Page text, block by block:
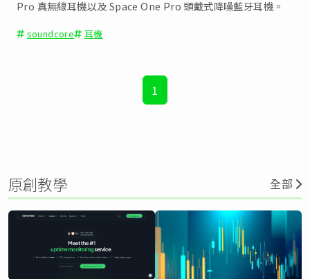
Pro 真無線耳機以及 Space One Pro 頭戴式降噪藍牙耳機。
soundcore 耳機
1
原創教學 全部